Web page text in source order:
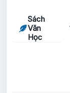
Sách
Văn
Học